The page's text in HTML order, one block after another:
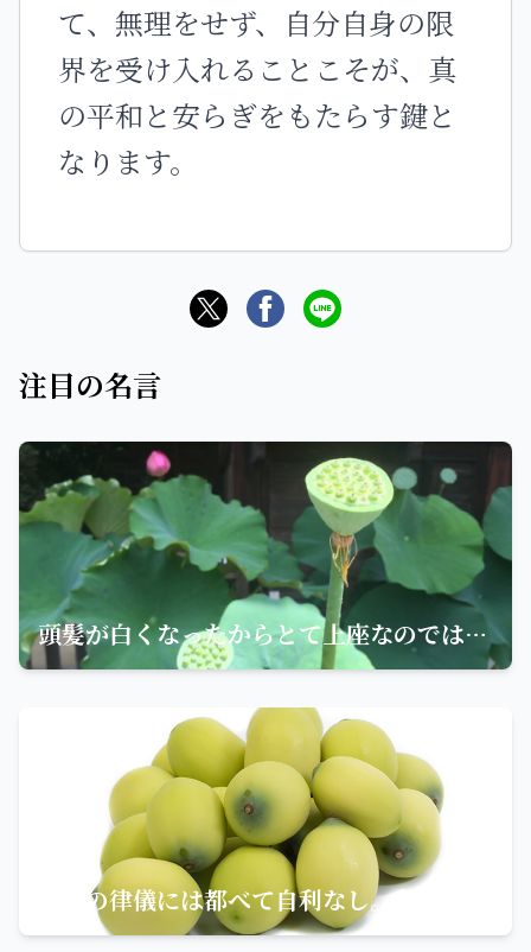
て、無理をせず、自分自身の限
界を受け入れることこそが、真
の平和と安らぎをもたらす鍵と
なります。
注目の名言
頭髪が白くなったからとて上座なのではない。ただ歳を取っただけならば、空しく老いぼれた人と呼ばれる